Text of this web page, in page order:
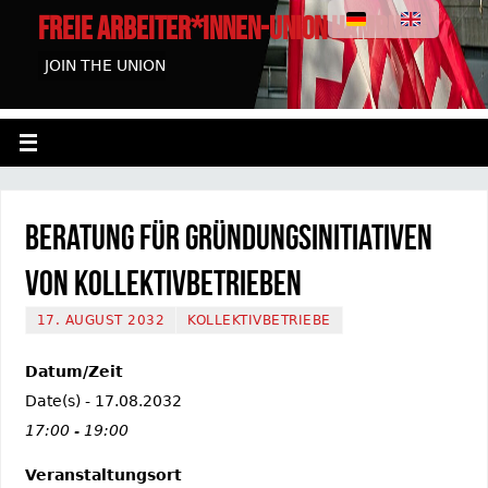
FREIE ARBEITER*INNEN-UNION HAMBURG
JOIN THE UNION
Beratung für Gründungsinitiativen
von Kollektivbetrieben
17. AUGUST 2032 KOLLEKTIVBETRIEBE
Datum/Zeit
Date(s) - 17.08.2032
17:00 - 19:00
Veranstaltungsort